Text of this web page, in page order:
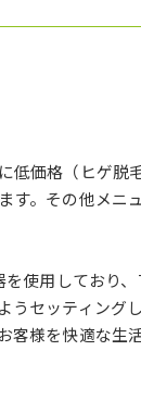
低価格（ヒゲ
。その他メ
使用しており
セッティン
客様を快適な生